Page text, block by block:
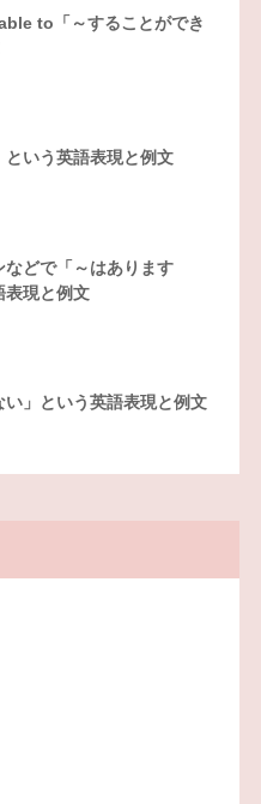
to「～することができ
という英語表現と例文
などで「～はあります
表現と例文
い」という英語表現と例文